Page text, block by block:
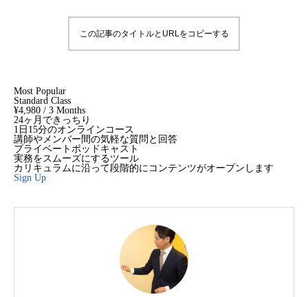
この記事のタイトルとURLをコピーする
Most Popular
Standard Class
¥4,980 / 3 Months
24ヶ月できっちり
1日15分のオンラインコース
講師やメンバー間の気軽な質問と回答
プライベートポッドキャスト
実務をスムーズにするツール
カリキュラムに沿って段階的にコンテンツがオープンします
Sign Up